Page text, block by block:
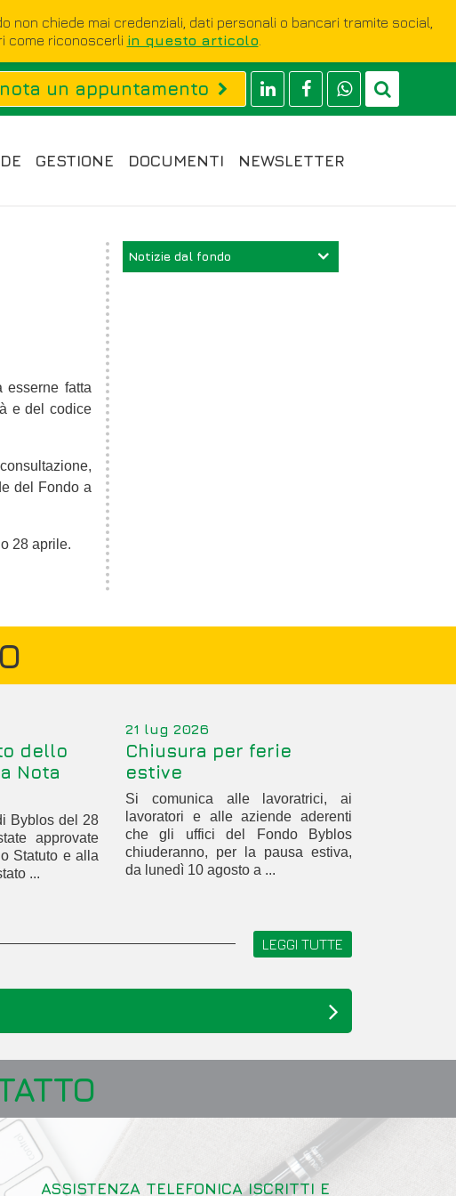
non chiede mai credenziali, dati personali o bancari tramite social,
come riconoscerli in questo articolo
un appuntamento
GESTIONE DOCUMENTI NEWSLETTER
fatta
e del codice
del Fondo a
28 aprile.
Notizie dal fondo
dello
Nota
Byblos del 28
approvate
Statuto e alla
...
21 lug 2026
Chiusura per ferie
estive
Si comunica alle lavoratrici, ai
lavoratori e alle aziende aderenti
che gli uffici del Fondo Byblos
chiuderanno, per la pausa estiva,
da lunedì 10 agosto a ...
LEGGI TUTTE
ASSISTENZA TELEFONICA ISCRITTI E